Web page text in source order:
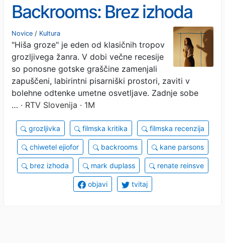
Backrooms: Brez izhoda
Novice / Kultura
"Hiša groze" je eden od klasičnih tropov
grozljivega žanra. V dobi večne recesije
so ponosne gotske graščine zamenjali
zapuščeni, labirintni pisarniški prostori, zaviti v
bolehne odtenke umetne osvetljave. Zadnje sobe
… · RTV Slovenija · 1M
grozljivka filmska kritika filmska recenzija
chiwetel ejiofor backrooms kane parsons
brez izhoda mark duplass renate reinsve
objavi tvitaj